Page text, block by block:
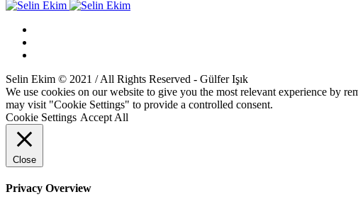
Selin Ekim © 2021 / All Rights Reserved - Gülfer Işık
We use cookies on our website to give you the most relevant experience by
may visit "Cookie Settings" to provide a controlled consent.
Cookie Settings Accept All
Close
Privacy Overview